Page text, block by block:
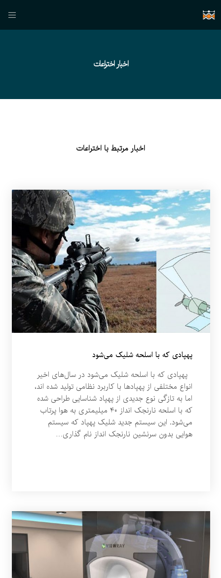
اخبار اختراعات
اخبار مرتبط با اختراعات
پهپادی که با اسلحه شلیک می‌شود
پهپادی که با اسلحه شلیک می‌شود در سال‌های اخیر
انواع مختلفی از پهپادها با کاربرد نظامی تولید شده اند،
اما به تازگی نوع جدیدی از پهپاد شناسایی طراحی شده
که با اسلحه نارنجک انداز ۴۰ میلیمتری به هوا پرتاب
می‌شود. این سیستم جدید شلیک پهپاد که سیستم
هوایی بدون سرنشین نارنجک انداز نام گذاری…